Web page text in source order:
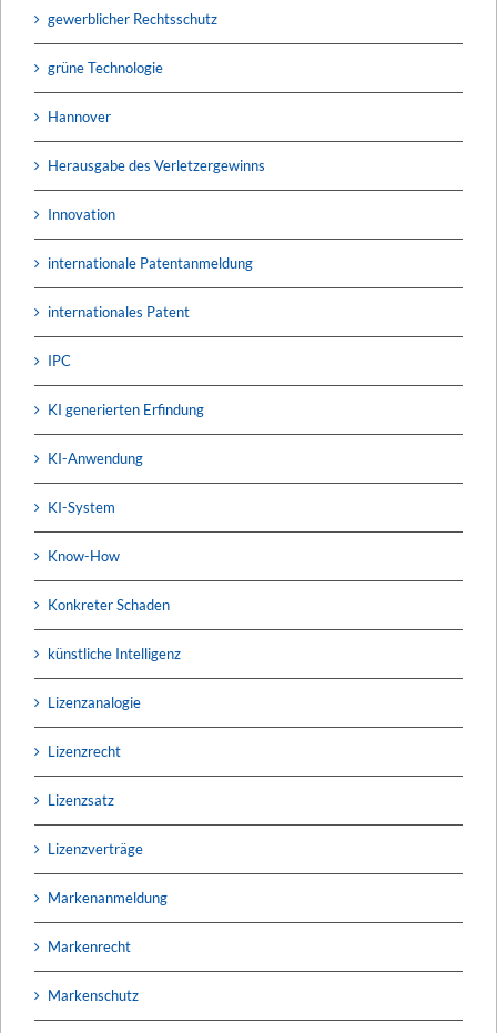
gewerblicher Rechtsschutz
grüne Technologie
Hannover
Herausgabe des Verletzergewinns
Innovation
internationale Patentanmeldung
internationales Patent
IPC
KI generierten Erfindung
KI-Anwendung
KI-System
Know-How
Konkreter Schaden
künstliche Intelligenz
Lizenzanalogie
Lizenzrecht
Lizenzsatz
Lizenzverträge
Markenanmeldung
Markenrecht
Markenschutz